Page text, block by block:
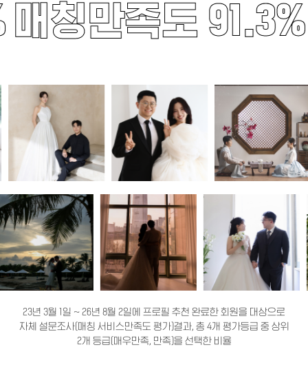
매칭만족도 91.3%
23년 3월 1일 ~ 26년 8월 2일에 프로필 추천 완료한 회원을 대상으로
자체 설문조사(매칭 서비스만족도 평가)결과, 총 4개 평가등급 중 상위
2개 등급(매우만족, 만족)을 선택한 비율